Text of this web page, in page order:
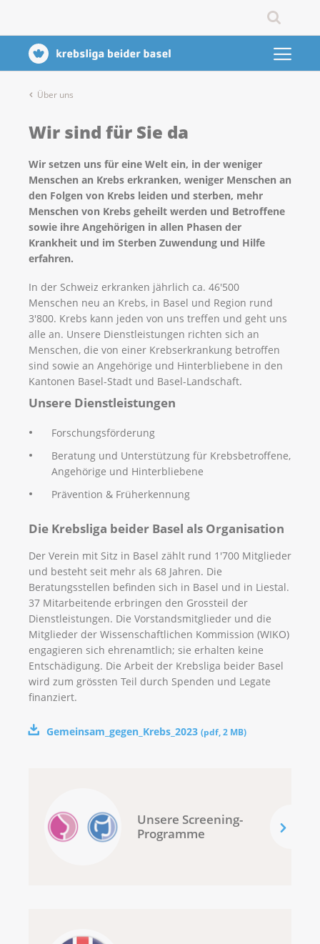
Über uns
Wir sind für Sie da
Wir setzen uns für eine Welt ein, in der weniger
Menschen an Krebs erkranken, weniger Menschen an
den Folgen von Krebs leiden und sterben, mehr
Menschen von Krebs geheilt werden und Betroffene
sowie ihre Angehörigen in allen Phasen der
Krankheit und im Sterben Zuwendung und Hilfe
erfahren.
In der Schweiz erkranken jährlich ca. 46'500
Menschen neu an Krebs, in Basel und Region rund
3'800. Krebs kann jeden von uns treffen und geht uns
alle an. Unsere Dienstleistungen richten sich an
Menschen, die von einer Krebserkrankung betroffen
sind sowie an Angehörige und Hinterbliebene in den
Kantonen Basel-Stadt und Basel-Landschaft.
Unsere Dienstleistungen
Forschungsförderung
Beratung und Unterstützung für Krebsbetroffene,
Angehörige und Hinterbliebene
Prävention & Früherkennung
Die Krebsliga beider Basel als Organisation
Der Verein mit Sitz in Basel zählt rund 1'700 Mitglieder
und besteht seit mehr als 68 Jahren. Die
Beratungsstellen befinden sich in Basel und in Liestal.
37 Mitarbeitende erbringen den Grossteil der
Dienstleistungen. Die Vorstandsmitglieder und die
Mitglieder der Wissenschaftlichen Kommission (WIKO)
engagieren sich ehrenamtlich; sie erhalten keine
Entschädigung. Die Arbeit der Krebsliga beider Basel
wird zum grössten Teil durch Spenden und Legate
finanziert.
Gemeinsam_gegen_Krebs_2023 (pdf,2 MB)
Unsere Screening-
Programme